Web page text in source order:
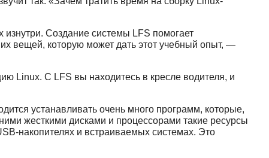
изнутри. Создание системы LFS помогает
вещей, которую может дать этот учебный опыт, —
Linux. С LFS вы находитесь в кресле водителя, и
устанавливать очень много программ, которые,
жесткими дисками и процессорами такие ресурсы
накопителях и встраиваемых системах. Это